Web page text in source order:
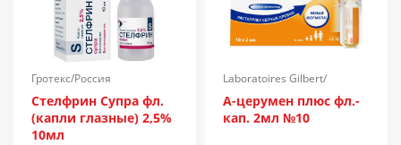
Гротекс/Россия
Стелфрин Супра фл.
(капли глазные) 2,5%
10мл
Laboratoires Gilbert/
Франция
А-церумен плюс фл.-
кап. 2мл №10